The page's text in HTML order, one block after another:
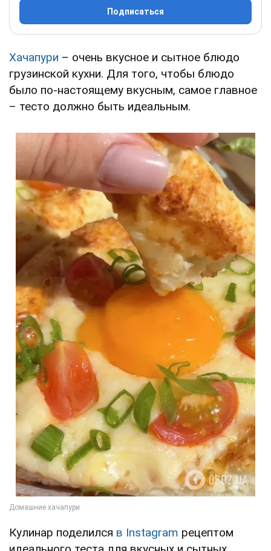
Подписаться
Хачапури – очень вкусное и сытное блюдо
грузинской кухни. Для того, чтобы блюдо
было по-настоящему вкусным, самое главное
– тесто должно быть идеальным.
Кулинар поделился в Instagram рецептом